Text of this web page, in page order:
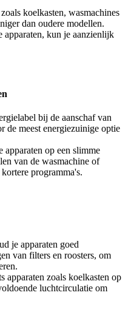
koelkasten, wasmachines
dan oudere modellen.
apparaten, kun je aanzienlijk
bij de aanschaf van
de meest energiezuinige optie
apparaten op een slimme
van de wasmachine of
programma's.
je apparaten goed
van filters en roosters, om
apparaten zoals koelkasten op
luchtcirculatie om